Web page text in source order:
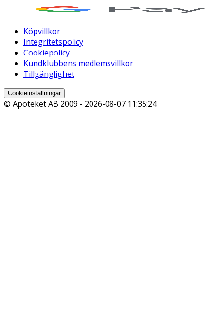
Köpvillkor
Integritetspolicy
Cookiepolicy
Kundklubbens medlemsvillkor
Tillgänglighet
Cookieinställningar
© Apoteket AB 2009 - 2026-08-07 11:35:24